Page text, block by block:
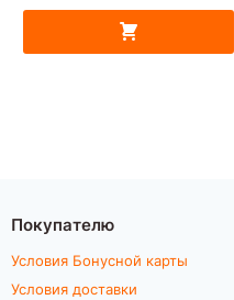
Покупателю
Условия Бонусной карты
Условия доставки